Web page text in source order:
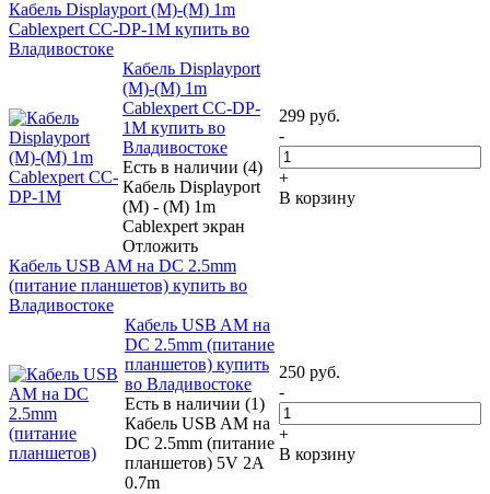
Кабель Displayport (M)-(M) 1m
Cablexpert CC-DP-1M купить во
Владивостоке
Кабель Displayport
(M)-(M) 1m
Cablexpert CC-DP-
1M купить во
Владивостоке
Есть в наличии (4)
Кабель Displayport
(M) - (M) 1m
Cablexpert экран
Отложить
299 руб.
-
+
В корзину
Кабель USB AM на DC 2.5mm
(питание планшетов) купить во
Владивостоке
Кабель USB AM на
DC 2.5mm (питание
планшетов) купить
во Владивостоке
Есть в наличии (1)
Кабель USB AM на
DC 2.5mm (питание
планшетов) 5V 2A
0.7m
250 руб.
-
+
В корзину